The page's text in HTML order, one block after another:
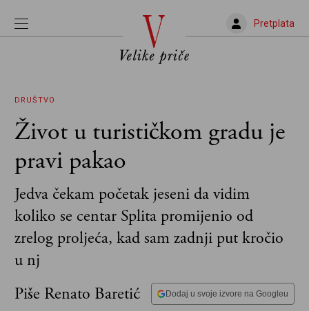
Pretplata
DRUŠTVO
Život u turističkom gradu je
pravi pakao
Jedva čekam početak jeseni da vidim
koliko se centar Splita promijenio od
zrelog proljeća, kad sam zadnji put kročio
u nj
Piše Renato Baretić
Dodaj u svoje izvore na Googleu